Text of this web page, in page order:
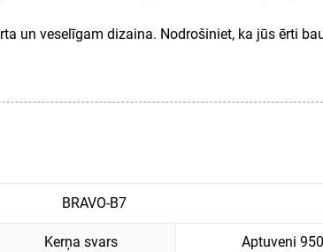
un veselīgam dizaina. Nodrošiniet, ka jūs ērti
BRAVO-B7
Kerņa svars Aptuveni